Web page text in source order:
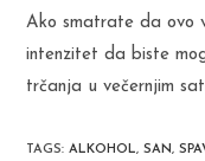
Ako smatrate da ovo
intenzitet da biste
trčanja u večernjim
TAGS:ALKOHOL, SAN,